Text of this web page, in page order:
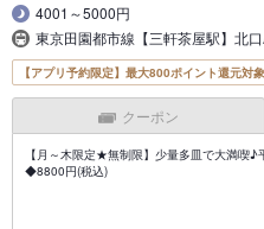
4001～5000円
東京田園都市線【三軒茶屋駅】北
【アプリ予約限定】最大800ポイント還元対
クーポン
【月～木限定★無制限】少量多皿で大満喫
◆8800円(税込)